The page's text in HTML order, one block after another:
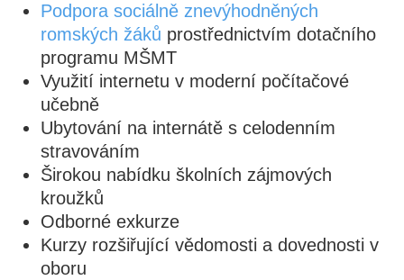
Podpora sociálně znevýhodněných
romských žáků prostřednictvím dotačního
programu MŠMT
Využití internetu v moderní počítačové
učebně
Ubytování na internátě s celodenním
stravováním
Širokou nabídku školních zájmových
kroužků
Odborné exkurze
Kurzy rozšiřující vědomosti a dovednosti v
oboru